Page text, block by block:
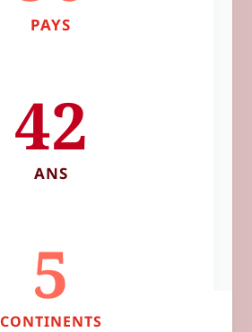
PAYS
42
ANS
5
CONTINENTS